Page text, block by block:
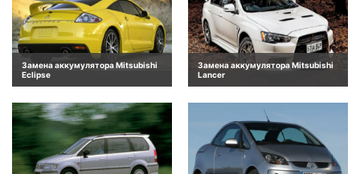
Замена аккумулятора Mitsubishi
Eclipse
Замена аккумулятора Mitsubishi
Lancer